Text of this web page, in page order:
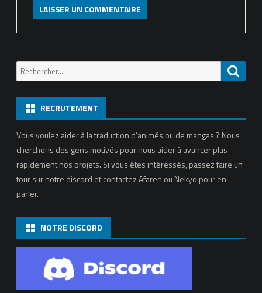
Recherche
pour:
RECRUTEMENT
Vous voulez aider à la traduction d’animés ou de mangas ? Nous
cherchons des gens motivés pour nous aider à avancer plus
rapidement nos projets. Si vous êtes intéressés, passez faire un
tour sur notre discord et contactez Afaren ou Nekyo pour en
parler.
NOTRE DISCORD